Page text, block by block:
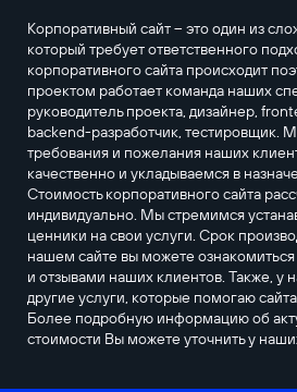
Корпоративный сайт – это один из
который требует ответственного
корпоративного сайта происходит
проектом работает команда наших
руководитель проекта, дизайнер,
backend-разработчик, тестировщик.
требования и пожелания наших
качественно и укладываемся в
Стоимость корпоративного сайта
индивидуально. Мы стремимся
ценники на свои услуги. Срок
нашем сайте вы можете
и отзывами наших клиентов. Также, у
другие услуги, которые помогаю
Более подробную информацию об
стоимости Вы можете уточнить у